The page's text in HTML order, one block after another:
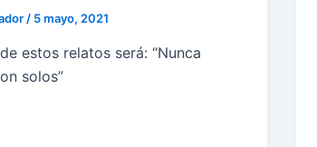
/ 5 mayo, 2021
estos relatos será: “Nunca
solos”